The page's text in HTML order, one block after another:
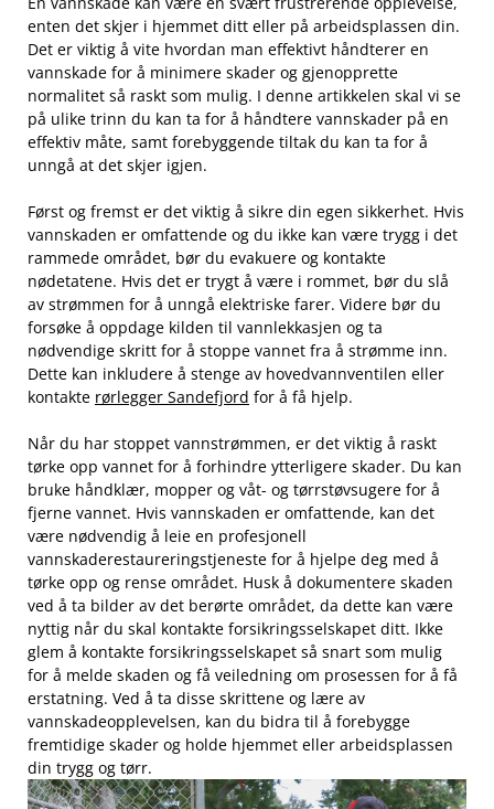
enten det skjer ⁣i hjemmet ditt eller på arbeidsplassen din.
Det er ‌viktig⁤ å ​vite hvordan man effektivt håndterer en
vannskade⁤ for å minimere skader og gjenopprette
normalitet så raskt⁣ som mulig. I denne artikkelen skal vi se‍
på ulike ‍trinn du kan ta⁢ for å håndtere vannskader på ‍en⁢
effektiv måte, samt⁣ forebyggende ​tiltak du kan ta for ​å
unngå at det skjer igjen.
Først og fremst er det viktig å sikre din egen sikkerhet. Hvis​
vannskaden‍ er omfattende ​og du ikke ‍kan være trygg i det
rammede området,⁤ bør ⁣du evakuere og kontakte
nødetatene. Hvis ⁤det er trygt å være ‌i rommet, bør du slå
av strømmen for å ⁢unngå elektriske‌ farer. Videre bør du
forsøke å oppdage kilden til vannlekkasjen og ta
nødvendige skritt for ⁢å stoppe vannet fra å strømme inn.⁢
Dette⁣ kan inkludere å stenge av hovedvannventilen ⁢eller
kontakte rørlegger Sandefjord for å få hjelp.
Når du har stoppet vannstrømmen, er det⁣ viktig å raskt
tørke‍ opp vannet‌ for å forhindre ytterligere​ skader. Du kan
‍bruke håndklær, ‌mopper og våt- og‌ tørrstøvsugere for å
fjerne vannet. Hvis ⁤vannskaden ​er omfattende, kan det
være nødvendig å leie en ​profesjonell
‍vannskaderestaureringstjeneste ‌for​ å hjelpe ‍deg med å
tørke opp og rense området. Husk å⁤ dokumentere skaden‌
ved⁢ å ta bilder av det berørte området, da‍ dette kan være
nyttig​ når du skal kontakte forsikringsselskapet ditt. Ikke
glem å⁢ kontakte forsikringsselskapet så snart som mulig
for å melde⁣ skaden og få veiledning om prosessen for⁢ å få
erstatning. ‍Ved å‍ ta disse‍ skrittene⁣ og lære av‍
vannskadeopplevelsen, kan ​du bidra ​til å forebygge
fremtidige skader og ‍holde hjemmet eller⁣ arbeidsplassen
din trygg og tørr.